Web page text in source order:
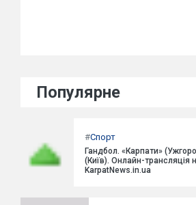
Популярне
#Спорт
Гандбол. «Карпати»
(Київ). Онлайн-трансляція
KarpatNews.in.ua